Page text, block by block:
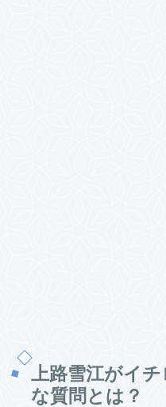
上路雪江がイ
な質問とは？